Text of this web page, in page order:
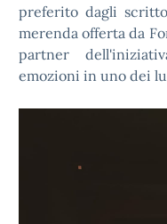
preferito dagli
merenda offerta da
partner
emozioni in uno dei